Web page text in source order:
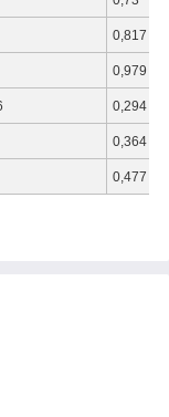
0,817
0,979
0,294
0,364
0,477